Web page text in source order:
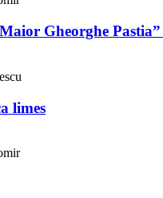
Gheorghe
limes